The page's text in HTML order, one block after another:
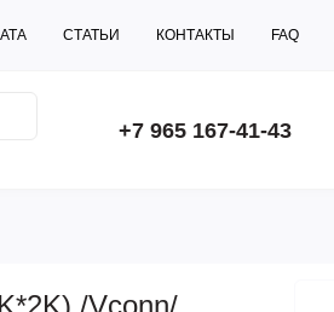
СТАТЬИ КОНТАКТЫ FAQ
+7 965 167-41-43
/Vconn/